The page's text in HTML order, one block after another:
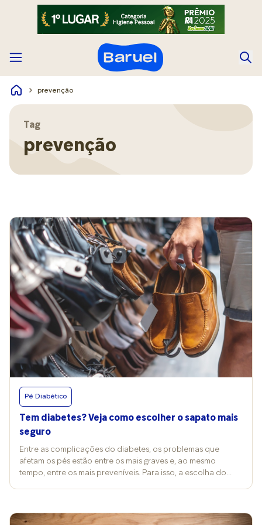
prevenção
Tag
prevenção
Pé Diabético
Tem diabetes? Veja como escolher o sapato mais
seguro
Entre as complicações do diabetes, os problemas que
afetam os pés estão entre os mais graves e, ao mesmo
tempo, entre os mais preveníveis. Para isso, a escolha do
Sociedade Brasileira de Angiologia e de Cirurgia Vascular de